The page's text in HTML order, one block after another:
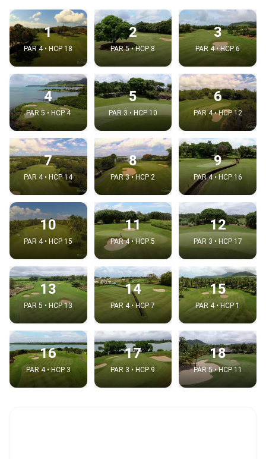
1
PAR 4 • HCP 18
2
PAR 5 • HCP 8
3
PAR 4 • HCP 6
4
PAR 5 • HCP 4
5
PAR 3 • HCP 10
6
PAR 4 • HCP 12
7
PAR 4 • HCP 14
8
PAR 3 • HCP 2
9
PAR 4 • HCP 16
10
PAR 4 • HCP 15
11
PAR 4 • HCP 5
12
PAR 3 • HCP 17
13
PAR 5 • HCP 13
14
PAR 4 • HCP 7
15
PAR 4 • HCP 1
16
PAR 4 • HCP 3
17
PAR 3 • HCP 9
18
PAR 5 • HCP 11